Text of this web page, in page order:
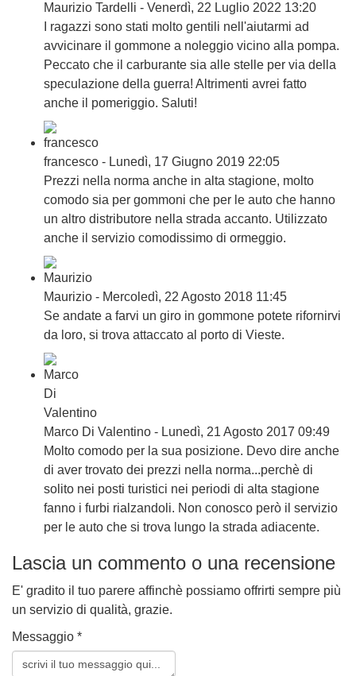
Maurizio Tardelli - Venerdì, 22 Luglio 2022 13:20
I ragazzi sono stati molto gentili nell'aiutarmi ad
avvicinare il gommone a noleggio vicino alla pompa.
Peccato che il carburante sia alle stelle per via della
speculazione della guerra! Altrimenti avrei fatto
anche il pomeriggio. Saluti!
francesco - Lunedì, 17 Giugno 2019 22:05
Prezzi nella norma anche in alta stagione, molto
comodo sia per gommoni che per le auto che hanno
un altro distributore nella strada accanto. Utilizzato
anche il servizio comodissimo di ormeggio.
Maurizio - Mercoledì, 22 Agosto 2018 11:45
Se andate a farvi un giro in gommone potete rifornirvi
da loro, si trova attaccato al porto di Vieste.
Marco Di Valentino - Lunedì, 21 Agosto 2017 09:49
Molto comodo per la sua posizione. Devo dire anche
di aver trovato dei prezzi nella norma...perchè di
solito nei posti turistici nei periodi di alta stagione
fanno i furbi rialzandoli. Non conosco però il servizio
per le auto che si trova lungo la strada adiacente.
Lascia un commento o una recensione
E' gradito il tuo parere affinchè possiamo offrirti sempre più
un servizio di qualità, grazie.
Messaggio *